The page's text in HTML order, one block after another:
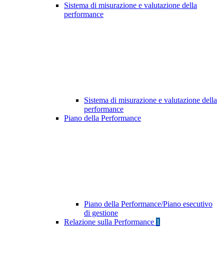
Sistema di misurazione e valutazione della
performance
Sistema di misurazione e valutazione della
performance
Piano della Performance
Piano della Performance/Piano esecutivo
di gestione
Relazione sulla Performance 1